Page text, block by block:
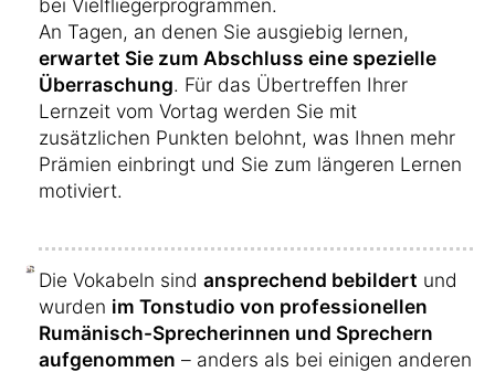
bei Vielfliegerprogrammen.
An Tagen, an denen Sie ausgiebig lernen,
erwartet Sie zum Abschluss eine spezielle
Überraschung. Für das Übertreffen Ihrer
Lernzeit vom Vortag werden Sie mit
zusätzlichen Punkten belohnt, was Ihnen mehr
Prämien einbringt und Sie zum längeren Lernen
motiviert.
Die Vokabeln sind ansprechend bebildert und
wurden im Tonstudio von professionellen
Rumänisch-Sprecherinnen und Sprechern
aufgenommen – anders als bei einigen anderen